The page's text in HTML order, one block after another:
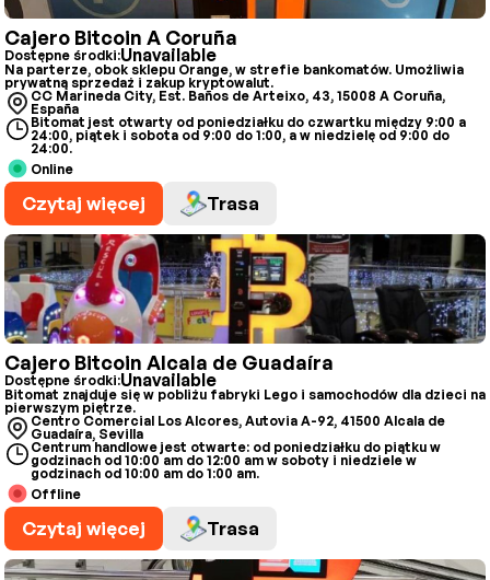
Cajero Bitcoin A Coruña
Dostępne środki:Unavailable
Na parterze, obok sklepu Orange, w strefie bankomatów. Umożliwia
prywatną sprzedaż i zakup kryptowalut.
CC Marineda City, Est. Baños de Arteixo, 43, 15008 A Coruña,
España
Bitomat jest otwarty od poniedziałku do czwartku między 9:00 a
24:00, piątek i sobota od 9:00 do 1:00, a w niedzielę od 9:00 do
24:00.
Online
Czytaj więcej Trasa
Cajero Bitcoin Alcala de Guadaíra
Dostępne środki:Unavailable
Bitomat znajduje się w pobliżu fabryki Lego i samochodów dla dzieci na
pierwszym piętrze.
Centro Comercial Los Alcores, Autovia A-92, 41500 Alcala de
Guadaíra, Sevilla
Centrum handlowe jest otwarte: od poniedziałku do piątku w
godzinach od 10:00 am do 12:00 am w soboty i niedziele w
godzinach od 10:00 am do 1:00 am.
Offline
Czytaj więcej Trasa